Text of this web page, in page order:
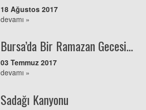
18 Ağustos 2017
devamı »
Bursa’da Bir Ramazan Gecesi…
03 Temmuz 2017
devamı »
Sadağı Kanyonu